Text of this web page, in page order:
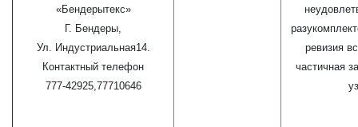
«Бендерытекс»
Г. Бендеры,
Ул. Индустриальная14.
Контактный телефон
777-42925,77710646
ревизия
частичная